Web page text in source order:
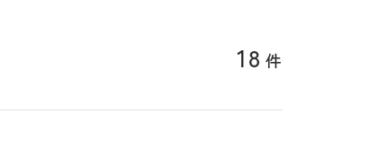
18 件